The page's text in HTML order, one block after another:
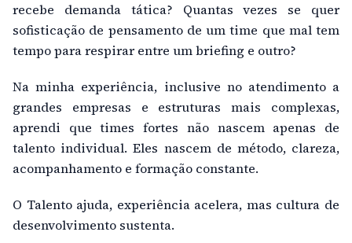
recebe demanda tática? Quantas vezes se quer
sofisticação de pensamento de um time que mal tem
tempo para respirar entre um briefing e outro?
Na minha experiência, inclusive no atendimento a
grandes empresas e estruturas mais complexas,
aprendi que times fortes não nascem apenas de
talento individual. Eles nascem de método, clareza,
acompanhamento e formação constante.
O Talento ajuda, experiência acelera, mas cultura de
desenvolvimento sustenta.